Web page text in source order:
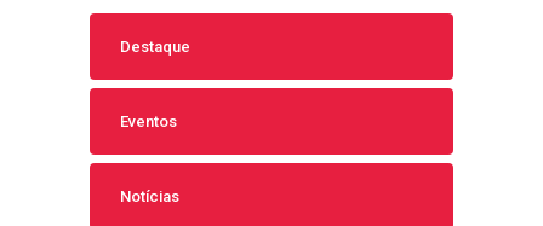
Destaque
Eventos
Notícias